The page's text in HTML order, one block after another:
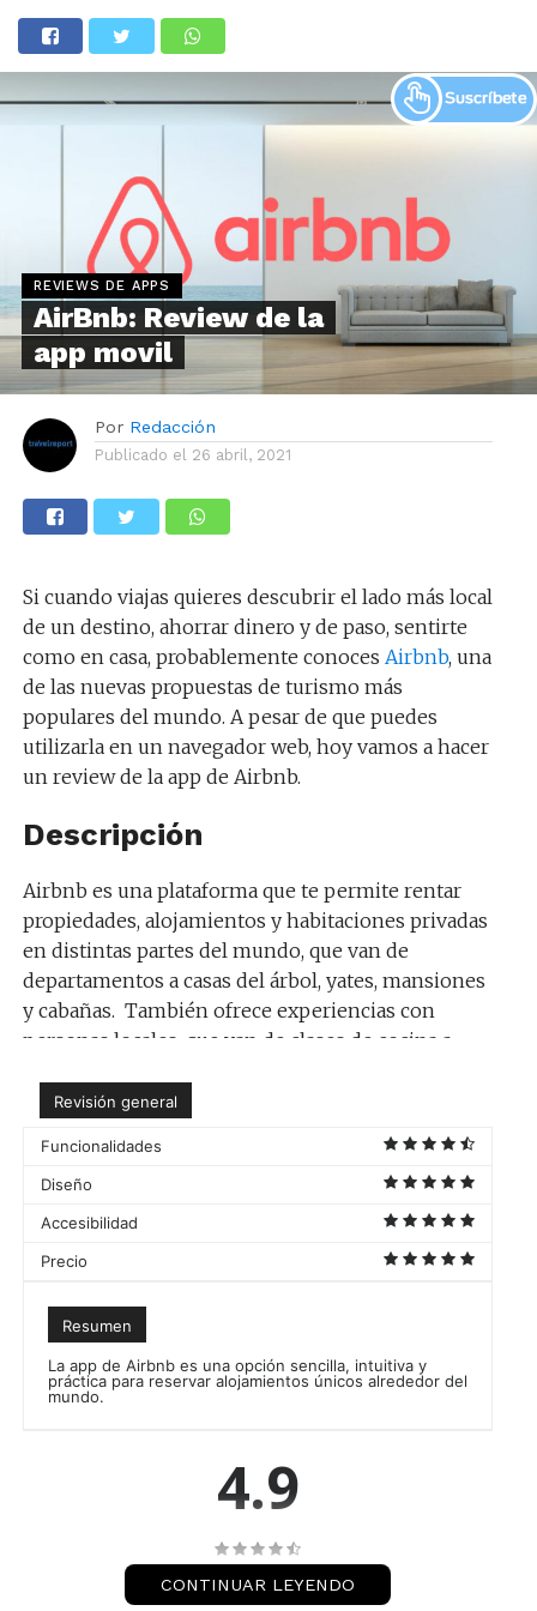
REVIEWS DE APPS
AirBnb: Review de la
app movil
Por Redacción
Publicado el 26 abril, 2021
Si cuando viajas quieres descubrir el lado más local
de un destino, ahorrar dinero y de paso, sentirte
como en casa, probablemente conoces Airbnb, una
de las nuevas propuestas de turismo más
populares del mundo. A pesar de que puedes
utilizarla en un navegador web, hoy vamos a hacer
un review de la app de Airbnb.
Descripción
Airbnb es una plataforma que te permite rentar
propiedades, alojamientos y habitaciones privadas
en distintas partes del mundo, que van de
departamentos a casas del árbol, yates, mansiones
y cabañas. También ofrece experiencias con
personas locales, que van de clases de cocina a
Revisión general
Funcionalidades
Diseño
Accesibilidad
Precio
Resumen
La app de Airbnb es una opción sencilla, intuitiva y
práctica para reservar alojamientos únicos alrededor del
mundo.
4.9
CONTINUAR LEYENDO